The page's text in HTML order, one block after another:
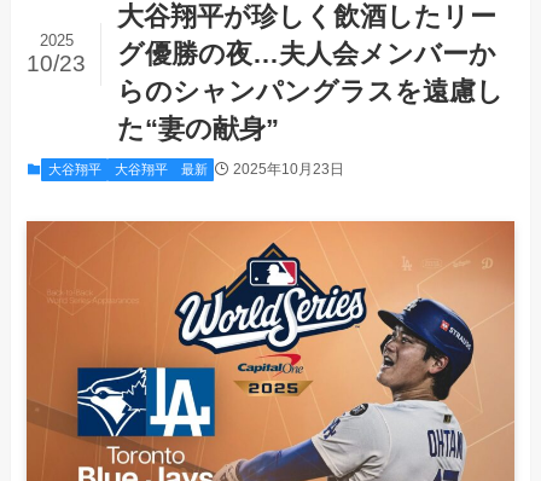
大谷翔平が珍しく飲酒したリー
グ優勝の夜…夫人会メンバーか
らのシャンパングラスを遠慮し
た“妻の献身”
2025
10/23
大谷翔平 大谷翔平 最新 2025年10月23日